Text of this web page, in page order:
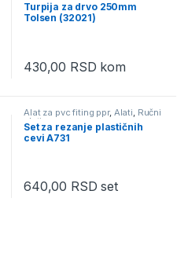
Turpija za drvo 250mm
Tolsen (32021)
430,00 RSD kom
Alat za pvc fiting ppr, Alati, Ručni
alati
Set za rezanje plastičnih
cevi A731
640,00 RSD set